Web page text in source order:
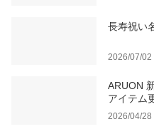
長寿祝い
2026/07/02
ARUON
アイテム
2026/04/28